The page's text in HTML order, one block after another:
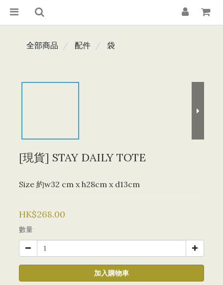
全部商品 配件 袋
[現貨] STAY DAILY TOTE
Size 約w32 cm x h28cm x d13cm
HK$268.00
數量
加入購物車